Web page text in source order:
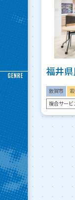
GENRE 福井
敦賀市
複合サービ